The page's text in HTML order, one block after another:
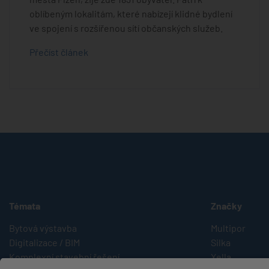
oblíbeným lokalitám, které nabízejí klidné bydlení
ve spojení s rozšířenou sítí občanských služeb.
Přečíst článek
Témata
Bytová výstavba
Digitalizace / BIM
Komplexní stavební řešení
Značky
Multipor
Silka
Xella